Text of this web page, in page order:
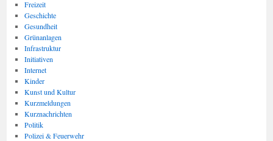
Freizeit
Geschichte
Gesundheit
Grünanlagen
Infrastruktur
Initiativen
Internet
Kinder
Kunst und Kultur
Kurzmeldungen
Kurznachrichten
Politik
Polizei & Feuerwehr